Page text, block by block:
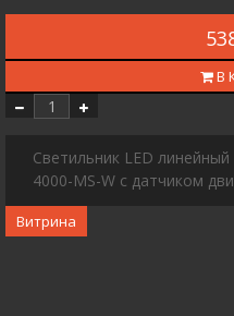
В
Светильник LED
4000-MS-W с датчиком
Витрина